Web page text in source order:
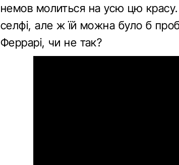
немов молиться на усю цю
селфі, але ж їй можна було б
Феррарі, чи не так?